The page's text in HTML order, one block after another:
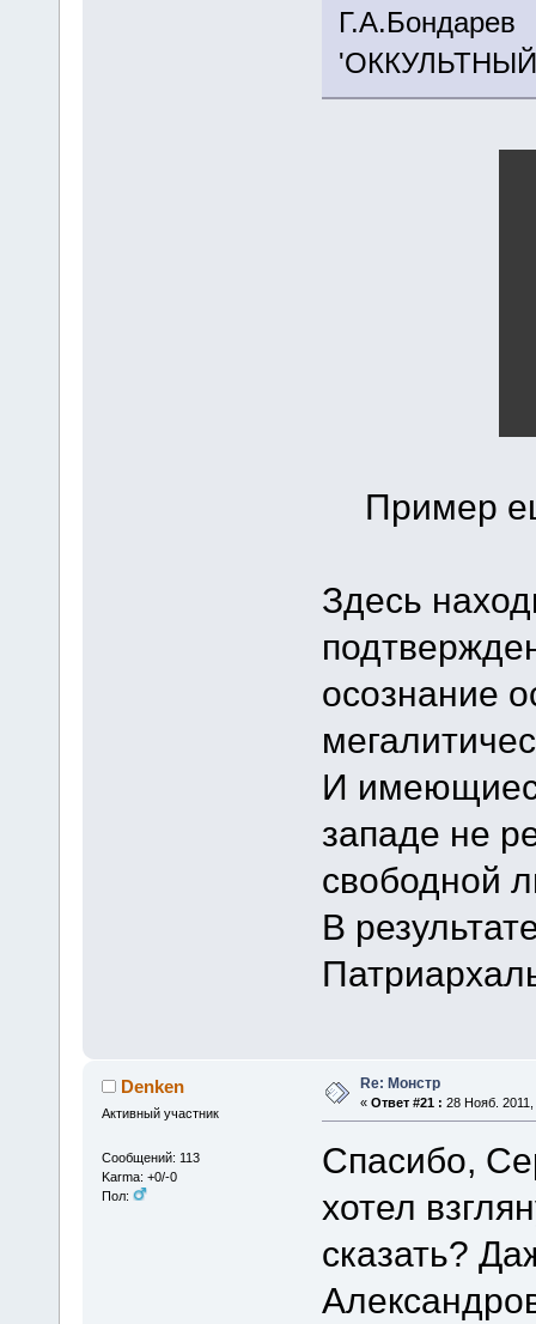
Г.А.Бондарев
Пример
Здесь
осознание
И
западе не
свободной
В
Denken
Активный участник
Сообщений: 113
Karma: +0/-0
Пол:
Re: Монстр
« Ответ #21 : 28 Нояб.
Спасибо,
хотел
сказать?